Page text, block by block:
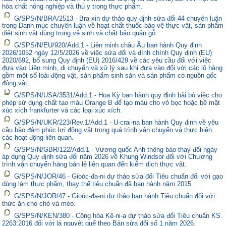
hóa chất nông nghiệp và thú y trong thực phẩm.
G/SPS/N/BRA/2513 - Bra-xin dự thảo quy định sửa đổi 44 chuyên luận
trong Danh mục chuyên luận về hoạt chất thuốc bảo vệ thực vật, sản phẩm
diệt sinh vật dùng trong vệ sinh và chất bảo quản gỗ.
G/SPS/N/EU/920/Add.1 - Liên minh châu Âu ban hành Quy định
2026/1052 ngày 12/5/2026 về việc sửa đổi và đính chính Quy định (EU)
2020/692, bổ sung Quy định (EU) 2016/429 về các yêu cầu đối với việc
đưa vào Liên minh, di chuyển và xử lý sau khi đưa vào đối với các lô hàng
gồm một số loài động vật, sản phẩm sinh sản và sản phẩm có nguồn gốc
động vật.
G/SPS/N/USA/3531/Add.1 - Hoa Kỳ ban hành quy định bãi bỏ việc cho
phép sử dụng chất tạo màu Orange B để tạo màu cho vỏ bọc hoặc bề mặt
xúc xích frankfurter và các loại xúc xích.
G/SPS/N/UKR/223/Rev.1/Add.1 - U-crai-na ban hành Quy định về yêu
cầu bảo đảm phúc lợi động vật trong quá trình vận chuyển và thực hiện
các hoạt động liên quan.
G/SPS/N/GBR/122/Add.1 - Vương quốc Anh thông báo thay đổi ngày
áp dụng Quy định sửa đổi năm 2026 về Khung Windsor đối với Chương
trình vận chuyển hàng bán lẻ liên quan đến kiểm dịch thực vật.
G/SPS/N/JOR/46 - Gioóc-đa-ni dự thảo sửa đổi Tiêu chuẩn đối với gạo
dùng làm thực phẩm, thay thế tiêu chuẩn đã ban hành năm 2015
G/SPS/N/JOR/47 - Gioóc-đa-ni dự thảo ban hành Tiêu chuẩn đối với
thức ăn cho chó và mèo.
G/SPS/N/KEN/380 - Cộng hòa Kê-ni-a dự thảo sửa đổi Tiêu chuẩn KS
2263:2016 đối với lá nguyệt quế theo Bản sửa đổi số 1 năm 2026.